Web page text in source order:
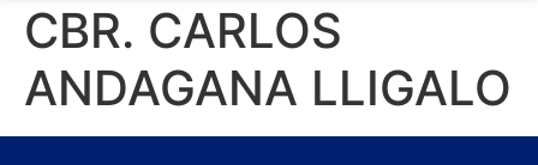
CBR. CARLOS
ANDAGANA LLIGALO